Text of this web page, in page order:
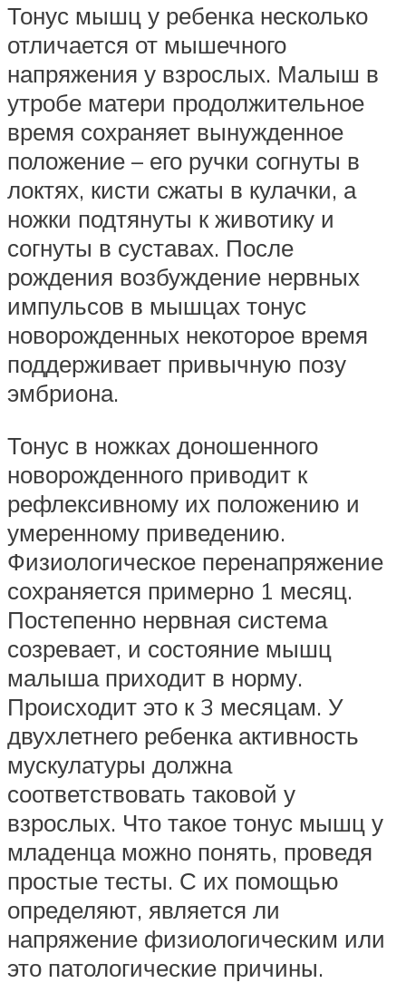
Тонус мышц у ребенка несколько
отличается от мышечного
напряжения у взрослых. Малыш в
утробе матери продолжительное
время сохраняет вынужденное
положение – его ручки согнуты в
локтях, кисти сжаты в кулачки, а
ножки подтянуты к животику и
согнуты в суставах. После
рождения возбуждение нервных
импульсов в мышцах тонус
новорожденных некоторое время
поддерживает привычную позу
эмбриона.
Тонус в ножках доношенного
новорожденного приводит к
рефлексивному их положению и
умеренному приведению.
Физиологическое перенапряжение
сохраняется примерно 1 месяц.
Постепенно нервная система
созревает, и состояние мышц
малыша приходит в норму.
Происходит это к 3 месяцам. У
двухлетнего ребенка активность
мускулатуры должна
соответствовать таковой у
взрослых. Что такое тонус мышц у
младенца можно понять, проведя
простые тесты. С их помощью
определяют, является ли
напряжение физиологическим или
это патологические причины.